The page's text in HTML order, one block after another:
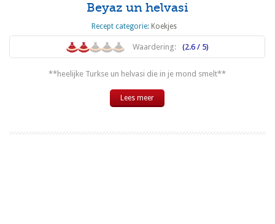
Beyaz un helvasi
Recept categorie: Koekjes
Waardering: (2.6 / 5)
**heelijke Turkse un helvasi die in je mond smelt**
Lees meer